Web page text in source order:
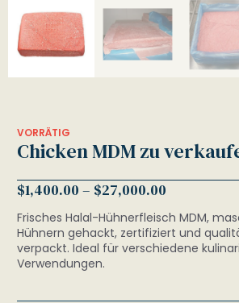
VORRÄTIG
Chicken MDM zu
$1,400.00 – $27,000.00
Frisches Halal-Hühnerfleisch MDM,
Hühnern gehackt, zertifiziert und
verpackt. Ideal für verschiedene
Verwendungen.